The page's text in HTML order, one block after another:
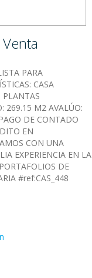
PARA
CASA
269.15 M2 AVALÚO:
DE CONTADO
EN
CON UNA
EXPERIENCIA EN LA
DE
#ref:CAS_448